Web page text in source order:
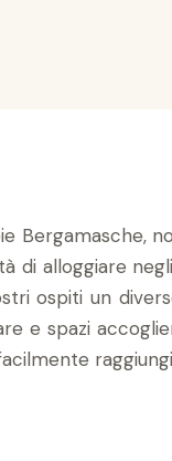
Bergamasche,
di alloggiare
ospiti un
e spazi